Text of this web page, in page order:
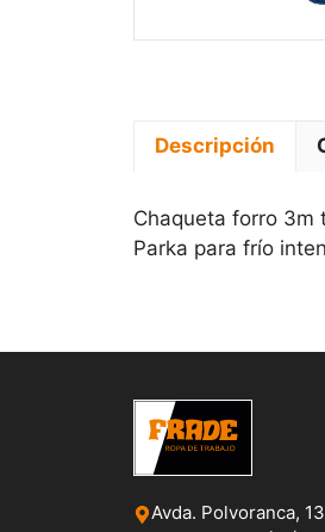
Descripción
Chaqueta forro 3m
Parka para frío
Avda. Polvoranca,